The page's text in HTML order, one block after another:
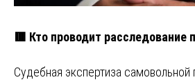
🟥 Кто проводит расследование
Судебная экспертиза самовольной